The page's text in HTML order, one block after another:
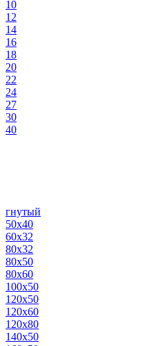
10
12
14
16
18
20
22
24
27
30
40
гнутый
50х40
60х32
80х32
80х50
80х60
100х50
120х50
120х60
120х80
140х50